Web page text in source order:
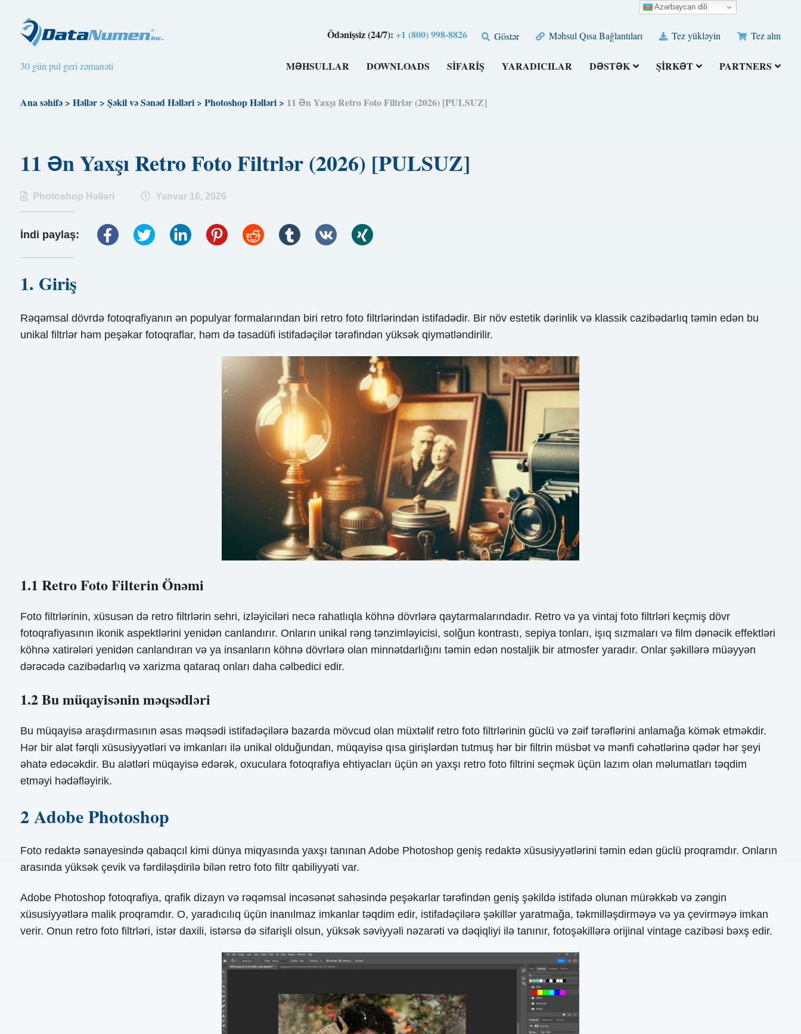
Ödənişsiz (24/7):+1 (800) 998-8826 Göstər Məhsul Qısa Bağlantıları Tez yükləyin Tez alın
30 gün pul geri zəmanəti MƏHSULLAR DOWNLOADS SIFARIŞ YARADICILAR DƏSTƏK ŞIRKƏT PARTNERS
Ana səhifə> Həllər> Şəkil və Sənəd Həlləri> Photoshop Həlləri> 11 Ən Yaxşı Retro Foto Filtrlər (2026) [PULSUZ]
11 Ən Yaxşı Retro Foto Filtrlər (2026) [PULSUZ]
Photoshop Həlləri Yanvar 16, 2026
İndi paylaş:
1. Giriş
Rəqəmsal dövrdə fotoqrafiyanın ən populyar formalarından biri retro foto filtrlərindən istifadədir. Bir növ estetik dərinlik və klassik cazibədarlıq təmin edən bu
unikal filtrlər həm peşəkar fotoqraflar, həm də təsadüfi istifadəçilər tərəfindən yüksək qiymətləndirilir.
1.1 Retro Foto Filterin Önəmi
Foto filtrlərinin, xüsusən də retro filtrlərin sehri, izləyiciləri necə rahatlıqla köhnə dövrlərə qaytarmalarındadır. Retro və ya vintaj foto filtrləri keçmiş dövr
fotoqrafiyasının ikonik aspektlərini yenidən canlandırır. Onların unikal rəng tənzimləyicisi, solğun kontrastı, sepiya tonları, işıq sızmaları və film dənəcik effektləri
köhnə xatirələri yenidən canlandıran və ya insanların köhnə dövrlərə olan minnətdarlığını təmin edən nostaljik bir atmosfer yaradır. Onlar şəkillərə müəyyən
dərəcədə cazibədarlıq və xarizma qataraq onları daha cəlbedici edir.
1.2 Bu müqayisənin məqsədləri
Bu müqayisə araşdırmasının əsas məqsədi istifadəçilərə bazarda mövcud olan müxtəlif retro foto filtrlərinin güclü və zəif tərəflərini anlamağa kömək etməkdir.
Hər bir alət fərqli xüsusiyyətləri və imkanları ilə unikal olduğundan, müqayisə qısa girişlərdən tutmuş hər bir filtrin müsbət və mənfi cəhətlərinə qədər hər şeyi
əhatə edəcəkdir. Bu alətləri müqayisə edərək, oxuculara fotoqrafiya ehtiyacları üçün ən yaxşı retro foto filtrini seçmək üçün lazım olan məlumatları təqdim
etməyi hədəfləyirik.
2 Adobe Photoshop
Foto redaktə sənayesində qabaqcıl kimi dünya miqyasında yaxşı tanınan Adobe Photoshop geniş redaktə xüsusiyyətlərini təmin edən güclü proqramdır. Onların
arasında yüksək çevik və fərdiləşdirilə bilən retro foto filtr qabiliyyəti var.
Adobe Photoshop fotoqrafiya, qrafik dizayn və rəqəmsal incəsənət sahəsində peşəkarlar tərəfindən geniş şəkildə istifadə olunan mürəkkəb və zəngin
xüsusiyyətlərə malik proqramdır. O, yaradıcılıq üçün inanılmaz imkanlar təqdim edir, istifadəçilərə şəkillər yaratmağa, təkmilləşdirməyə və ya çevirməyə imkan
verir. Onun retro foto filtrləri, istər daxili, istərsə də sifarişli olsun, yüksək səviyyəli nəzarəti və dəqiqliyi ilə tanınır, fotoşəkillərə orijinal vintage cazibəsi bəxş edir.
Azərbaycan dili